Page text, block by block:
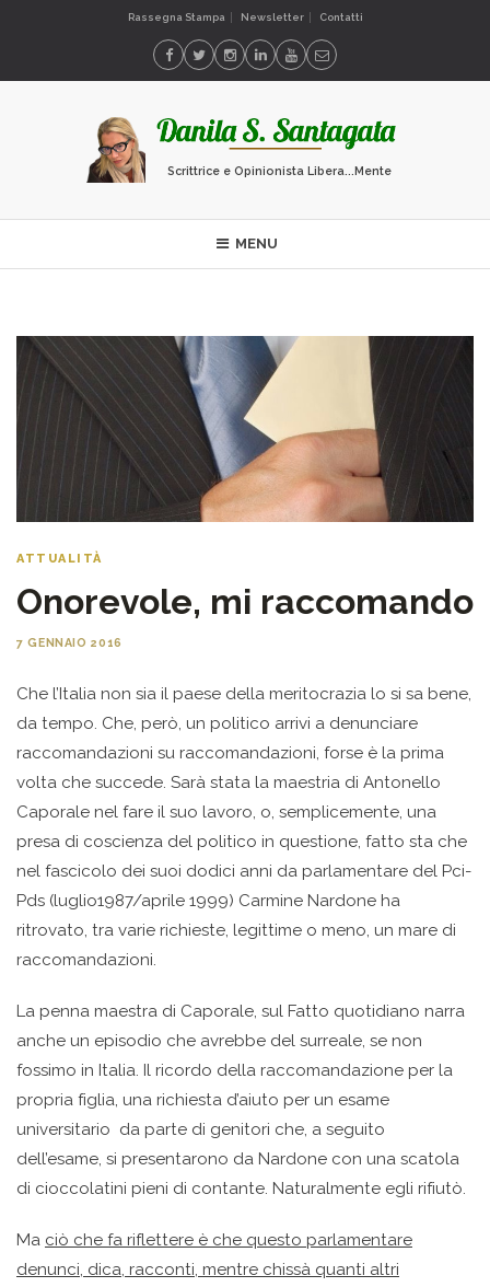
Rassegna Stampa Newsletter Contatti
Scrittrice e Opinionista Libera...Mente
MENU
ATTUALITÀ
Onorevole, mi raccomando
7 GENNAIO 2016
Che l’Italia non sia il paese della meritocrazia lo si sa bene,
da tempo. Che, però, un politico arrivi a denunciare
raccomandazioni su raccomandazioni, forse è la prima
volta che succede. Sarà stata la maestria di Antonello
Caporale nel fare il suo lavoro, o, semplicemente, una
presa di coscienza del politico in questione, fatto sta che
nel fascicolo dei suoi dodici anni da parlamentare del Pci-
Pds (luglio1987/aprile 1999) Carmine Nardone ha
ritrovato, tra varie richieste, legittime o meno, un mare di
raccomandazioni.
La penna maestra di Caporale, sul Fatto quotidiano narra
anche un episodio che avrebbe del surreale, se non
fossimo in Italia. Il ricordo della raccomandazione per la
propria figlia, una richiesta d’aiuto per un esame
universitario da parte di genitori che, a seguito
dell’esame, si presentarono da Nardone con una scatola
di cioccolatini pieni di contante. Naturalmente egli rifiutò.
Ma ciò che fa riflettere è che questo parlamentare
denunci, dica, racconti, mentre chissà quanti altri